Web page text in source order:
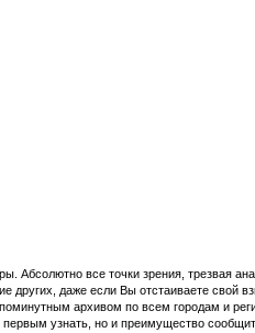
Абсолютно все точки зрения, трезвая
других, даже если Вы отстаиваете свой
архивом по всем городам и
узнать, но и преимущество